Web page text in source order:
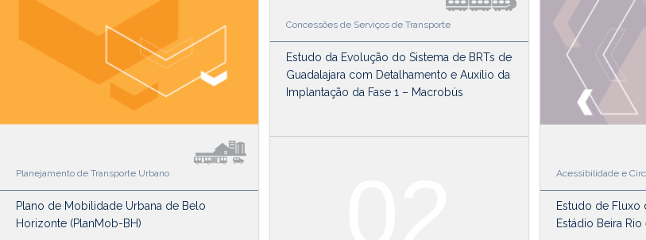
Planejamento de Transporte Urbano
Plano de Mobilidade Urbana de Belo
Horizonte (PlanMob-BH)
Concessões de Serviços de Transporte
Estudo da Evolução do Sistema de BRTs de
Guadalajara com Detalhamento e Auxílio da
Implantação da Fase 1 – Macrobús
Acessibilidade e
Estudo de Fluxo
Estádio Beira